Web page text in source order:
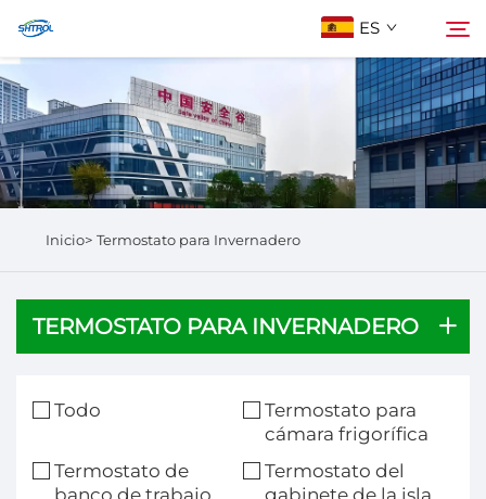
ES
Sobre Nosotros
Productos
Buscar
Inicio> Termostato para Invernadero
TERMOSTATO PARA INVERNADERO
Todo
Termostato para
cámara frigorífica
Termostato de
banco de trabajo
Termostato del
gabinete de la isla